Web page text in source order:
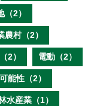
（2）
農村（2）
2） 電動（2）
能性（2）
水産業（1）